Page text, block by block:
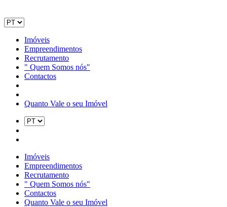
Imóveis
Empreendimentos
Recrutamento
" Quem Somos nós"
Contactos
Quanto Vale o seu Imóvel
Imóveis
Empreendimentos
Recrutamento
" Quem Somos nós"
Contactos
Quanto Vale o seu Imóvel